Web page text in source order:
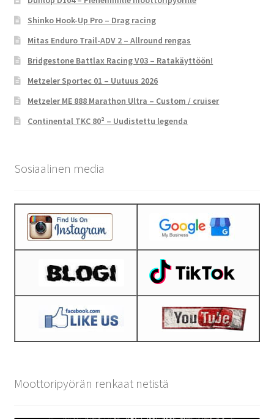
Shinko Hook-Up Pro – Drag racing
Mitas Enduro Trail-ADV 2 – Allround rengas
Bridgestone Battlax Racing V03 – Ratakäyttöön!
Metzeler Sportec 01 – Uutuus 2026
Metzeler ME 888 Marathon Ultra – Custom / cruiser
Continental TKC 80² – Uudistettu legenda
Sosiaalinen media
Moottoripyörän renkaat netistä